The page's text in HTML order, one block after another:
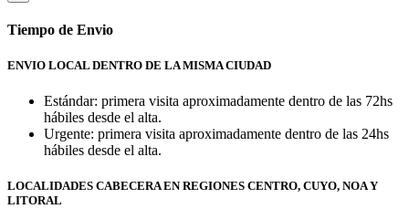
Tiempo de Envio
ENVIO LOCAL DENTRO DE LA MISMA CIUDAD
Estándar: primera visita aproximadamente dentro de las 72hs
hábiles desde el alta.
Urgente: primera visita aproximadamente dentro de las 24hs
hábiles desde el alta.
LOCALIDADES CABECERA EN REGIONES CENTRO, CUYO, NOA Y
LITORAL